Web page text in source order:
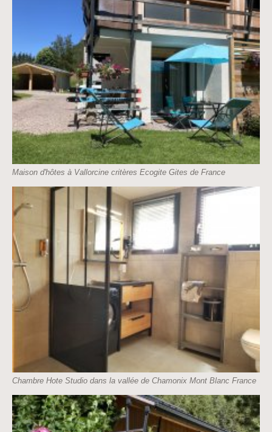
Maison d'hôtes à Vallorcine critères Ecogite Gites de France
Chambre Hote Studio dans la vallée de Chamonix Mont Blanc France